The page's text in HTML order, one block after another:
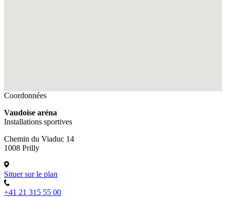
Coordonnées
Vaudoise aréna
Installations sportives
Chemin du Viaduc 14
1008 Prilly
Situer sur le plan
+41 21 315 55 00